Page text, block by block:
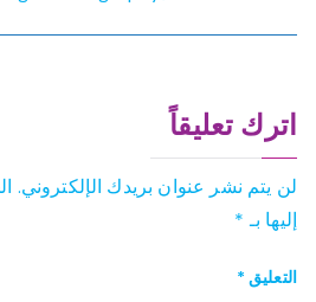
اترك تعليقاً
لن يتم نشر عنوان بريدك الإلكتروني.
إليها بـ *
التعليق *